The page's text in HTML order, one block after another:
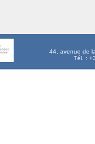
44, avenue de
Tél. :